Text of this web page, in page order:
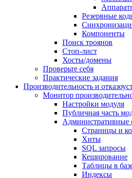
Резервные
Компоненты
Поиск троянов
Стоп-лист
Хосты/домены
Проверьте себя
Практические задания
Производительность и
Монитор
Настройки модуля
Публичная часть
Административные
Страницы и
Хиты
SQL запросы
Кеширование
Таблицы в
Индексы